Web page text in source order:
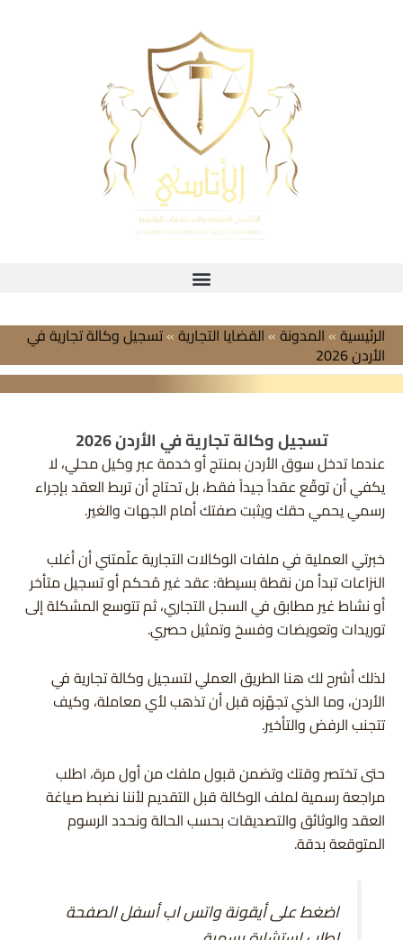
الرئيسية» المدونة» القضايا التجارية»تسجيل وكالة تجارية في
الأردن 2026
تسجيل وكالة تجارية في الأردن 2026
عندما تدخل سوق الأردن بمنتج أو خدمة عبر وكيل محلي، لا
يكفي أن توقّع عقداً جيداً فقط، بل تحتاج أن تربط العقد بإجراء
رسمي يحمي حقك ويثبت صفتك أمام الجهات والغير.
خبرتي العملية في ملفات الوكالات التجارية علّمتني أن أغلب
النزاعات تبدأ من نقطة بسيطة: عقد غير مُحكم أو تسجيل متأخر
أو نشاط غير مطابق في السجل التجاري، ثم تتوسع المشكلة إلى
توريدات وتعويضات وفسخ وتمثيل حصري.
لذلك أشرح لك هنا الطريق العملي لتسجيل وكالة تجارية في
الأردن، وما الذي تجهّزه قبل أن تذهب لأي معاملة، وكيف
تتجنب الرفض والتأخير.
حتى تختصر وقتك وتضمن قبول ملفك من أول مرة، اطلب
مراجعة رسمية لملف الوكالة قبل التقديم لأننا نضبط صياغة
العقد والوثائق والتصديقات بحسب الحالة ونحدد الرسوم
المتوقعة بدقة.
اضغط على أيقونة واتس اب أسفل الصفحة